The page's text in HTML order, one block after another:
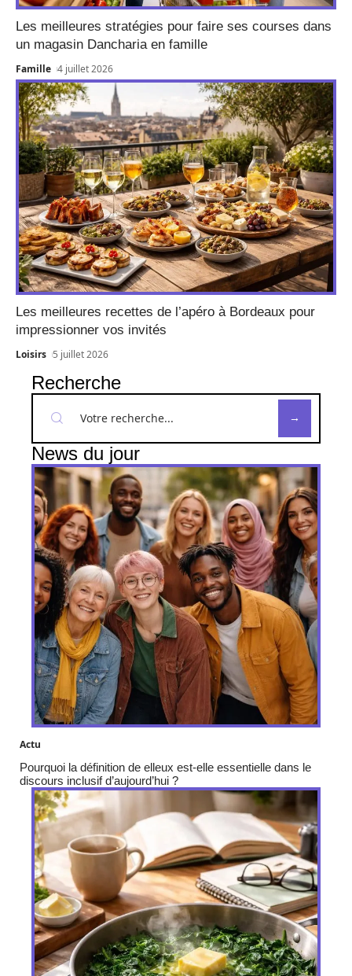
Les meilleures stratégies pour faire ses courses dans
un magasin Dancharia en famille
Famille 4 juillet 2026
Les meilleures recettes de l’apéro à Bordeaux pour
impressionner vos invités
Loisirs 5 juillet 2026
Recherche
News du jour
Actu
Pourquoi la définition de elleux est-elle essentielle dans le
discours inclusif d’aujourd’hui ?